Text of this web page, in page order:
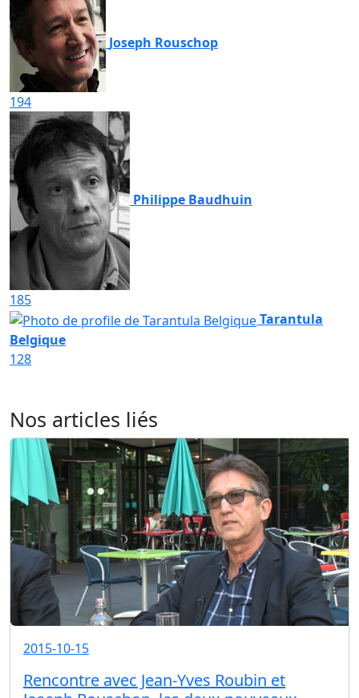
Joseph Rouschop
194
Philippe Baudhuin
185
Tarantula
Belgique
128
Nos articles liés
2015-10-15
Rencontre avec Jean-Yves Roubin et